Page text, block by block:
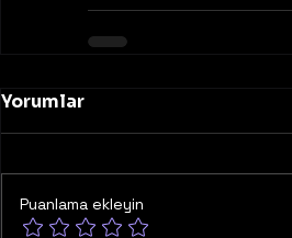
Yorumlar
Puanlama ekleyin